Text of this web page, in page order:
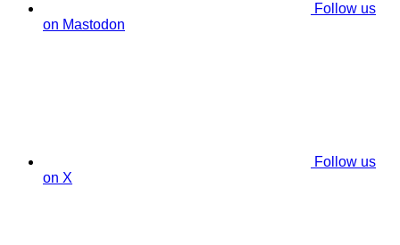
Follow us
on Mastodon
Follow us
on X